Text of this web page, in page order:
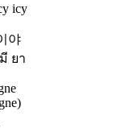
icy
야
ยา